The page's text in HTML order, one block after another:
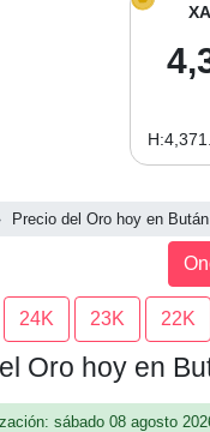
Precio del Oro hoy en Bután
24K 23K 22K
Oro hoy en
sábado 08 agosto